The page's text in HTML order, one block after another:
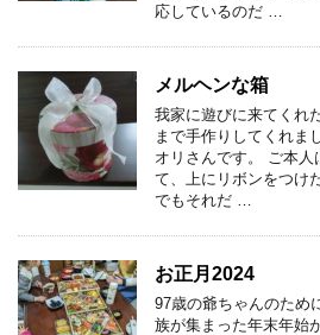
応しているのだ …
メルヘンな箱
我家に遊びに来てくれ
まで手作りしてくれま
オリさんです。 ご本
て、上にリボンをつけ
でもそれだ …
お正月2024
97歳の爺ちゃんのため
族が集まった年末年始